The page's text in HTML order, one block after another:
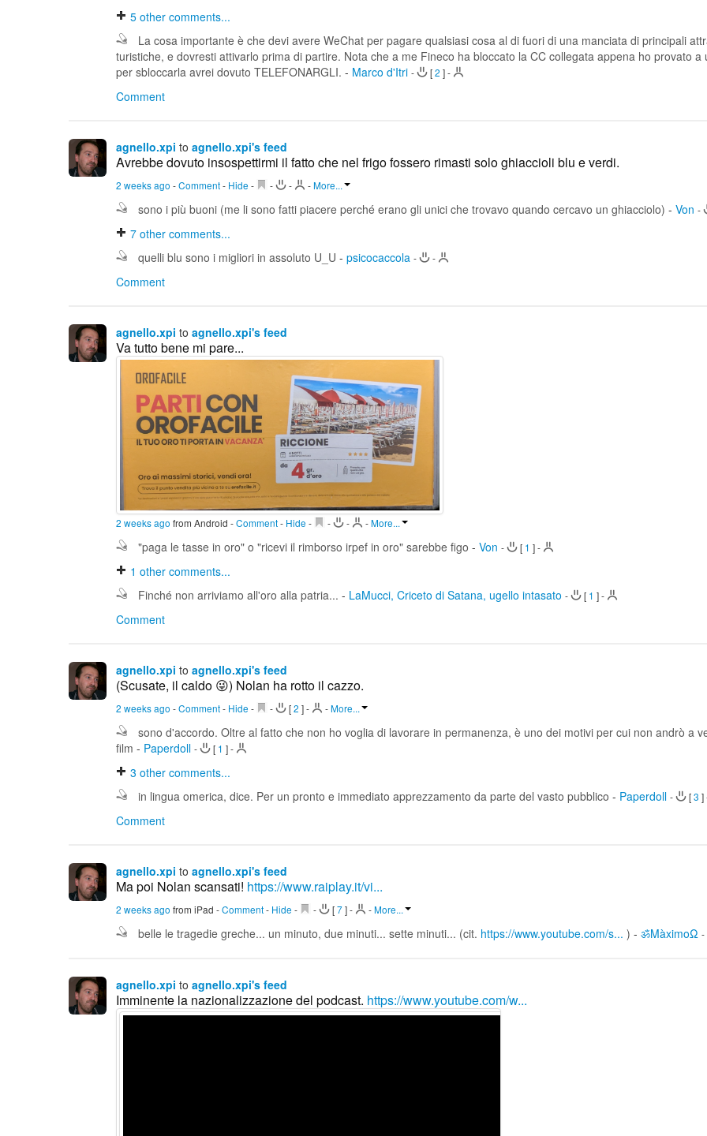
5 other comments...
La cosa importante è che devi avere WeChat per pagare qualsiasi cosa al di fuori di una manciata di principali
turistiche, e dovresti attivarlo prima di partire. Nota che a me Fineco ha bloccato la CC collegata appena ho provato a
per sbloccarla avrei dovuto TELEFONARGLI. - Marco d'Itri - [2 ]-
Comment
agnello.xpi to agnello.xpi's feed
Avrebbe dovuto insospettirmi il fatto che nel frigo fossero rimasti solo ghiaccioli blu e verdi.
2 weeks ago -Comment- Hide - - - -More...
sono i più buoni (me li sono fatti piacere perché erano gli unici che trovavo quando cercavo un ghiacciolo) - Von -
7 other comments...
quelli blu sono i migliori in assoluto U_U - psicocaccola - -
Comment
agnello.xpi to agnello.xpi's feed
Va tutto bene mi pare...
2 weeks ago from Android -Comment- Hide - - - -More...
"paga le tasse in oro" o "ricevi il rimborso irpef in oro" sarebbe figo - Von - [ 1 ]-
1 other comments...
Finché non arriviamo all'oro alla patria... - LaMucci, Criceto di Satana, ugello intasato - [ 1 ]-
Comment
agnello.xpi to agnello.xpi's feed
(Scusate, il caldo 😜) Nolan ha rotto il cazzo.
2 weeks ago -Comment- Hide - - [2 ]- -More...
sono d'accordo. Oltre al fatto che non ho voglia di lavorare in permanenza, è uno dei motivi per cui non andrò a
film - Paperdoll - [ 1 ]-
3 other comments...
in lingua omerica, dice. Per un pronto e immediato apprezzamento da parte del vasto pubblico - Paperdoll - [3 ]
Comment
agnello.xpi to agnello.xpi's feed
Ma poi Nolan scansati! https://www.raiplay.it/vi...
2 weeks ago from iPad -Comment- Hide - - [7]- -More...
belle le tragedie greche... un minuto, due minuti... sette minuti... (cit. https://www.youtube.com/s... ) - ॐMàximoΩ -
agnello.xpi to agnello.xpi's feed
Imminente la nazionalizzazione del podcast. https://www.youtube.com/w...